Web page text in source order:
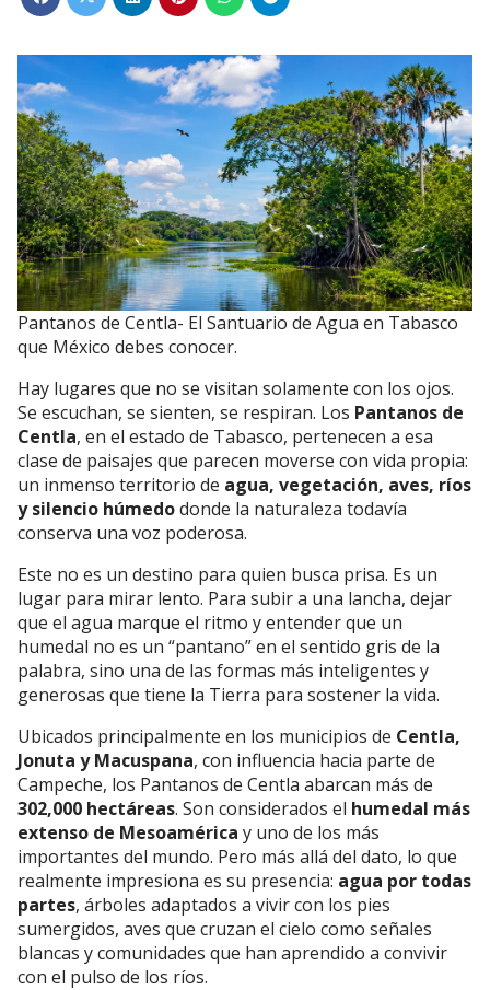
Pantanos de Centla- El Santuario de Agua en Tabasco
que México debes conocer.
Hay lugares que no se visitan solamente con los ojos.
Se escuchan, se sienten, se respiran. Los Pantanos de
Centla, en el estado de Tabasco, pertenecen a esa
clase de paisajes que parecen moverse con vida propia:
un inmenso territorio de agua, vegetación, aves, ríos
y silencio húmedodonde la naturaleza todavía
conserva una voz poderosa.
Este no es un destino para quien busca prisa. Es un
lugar para mirar lento. Para subir a una lancha, dejar
que el agua marque el ritmo y entender que un
humedal no es un “pantano” en el sentido gris de la
palabra, sino una de las formas más inteligentes y
generosas que tiene la Tierra para sostener la vida.
Ubicados principalmente en los municipios de Centla,
Jonuta y Macuspana, con influencia hacia parte de
Campeche, los Pantanos de Centla abarcan más de
302,000 hectáreas. Son considerados el humedal más
extenso de Mesoamérica y uno de los más
importantes del mundo. Pero más allá del dato, lo que
realmente impresiona es su presencia: agua por todas
partes, árboles adaptados a vivir con los pies
sumergidos, aves que cruzan el cielo como señales
blancas y comunidades que han aprendido a convivir
con el pulso de los ríos.